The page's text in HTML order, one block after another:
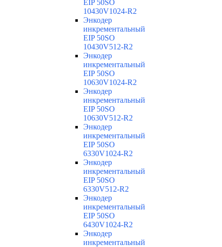
EIP 50SO
10430V1024-R2
Энкодер
инкрементальный
EIP 50SO
10430V512-R2
Энкодер
инкрементальный
EIP 50SO
10630V1024-R2
Энкодер
инкрементальный
EIP 50SO
10630V512-R2
Энкодер
инкрементальный
EIP 50SO
6330V1024-R2
Энкодер
инкрементальный
EIP 50SO
6330V512-R2
Энкодер
инкрементальный
EIP 50SO
6430V1024-R2
Энкодер
инкрементальный